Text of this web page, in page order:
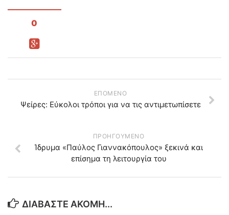
0
ΕΠΌΜΕΝΟ
Ψείρες: Εύκολοι τρόποι για να τις αντιμετωπίσετε
ΠΡΟΗΓΟΎΜΕΝΟ
Ίδρυμα «Παύλος Γιαννακόπουλος» ξεκινά και
επίσημα τη λειτουργία του
ΔΙΑΒΆΣΤΕ ΑΚΌΜΗ...